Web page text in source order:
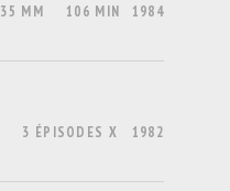
35 MM 106 MIN 1984
3 ÉPISODES X 1982